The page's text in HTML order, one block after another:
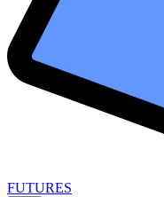
FUTURES